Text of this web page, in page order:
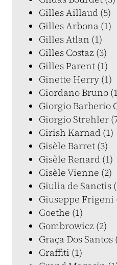
Gilles Aillaud (5)
Gilles Arbona (1)
Gilles Atlan (1)
Gilles Costaz (3)
Gilles Parent (1)
Ginette Herry (1)
Giordano Bruno
Giorgio Barberio
Giorgio Strehler
Girish Karnad (1)
Gisèle Barret (3)
Gisèle Renard (1)
Gisèle Vienne (2)
Giulia de Sanctis
Giuseppe Frigeni
Goethe (1)
Gombrowicz (2)
Graça Dos Santos
Graffiti (1)